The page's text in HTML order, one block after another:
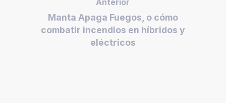
Manta Apaga Fuegos, o cómo
combatir incendios en híbridos y
eléctricos